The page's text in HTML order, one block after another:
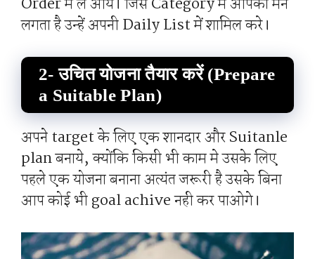
लगता है उन्हें अपनी Daily List में शामिल करे।
2- उचित योजना तैयार करें (Prepare
a Suitable Plan)
अपने target के लिए एक शानदार और Suitanle
plan बनाये, क्योंकि किसी भी काम मे उसके लिए
पहले एक योजना बनाना अत्यंत जरूरी है उसके बिना
आप कोई भी goal achive नही कर पाओगे।